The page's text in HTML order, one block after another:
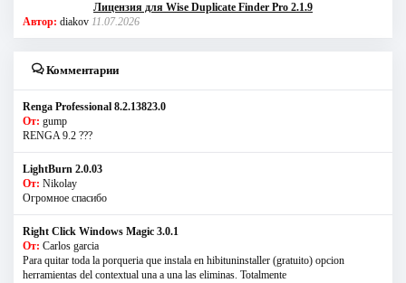
Лицензия для Wise Duplicate Finder Pro 2.1.9
Автор: diakov 11.07.2026
Комментарии
Renga Professional 8.2.13823.0
От: gump
RENGA 9.2 ???
LightBurn 2.0.03
От: Nikolay
Огромное спасибо
Right Click Windows Magic 3.0.1
От: Carlos garcia
Para quitar toda la porqueria que instala en hibituninstaller (gratuito) opcion
herramientas del contextual una a una las eliminas. Totalmente